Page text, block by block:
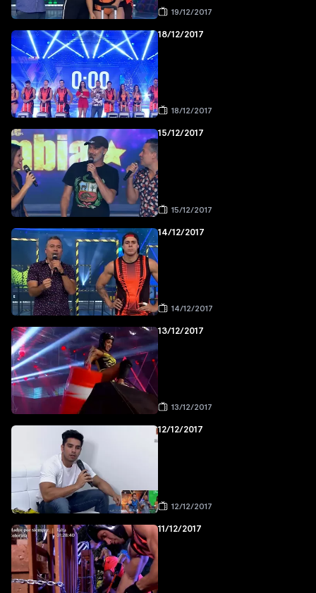
19/12/2017
18/12/2017
18/12/2017
15/12/2017
15/12/2017
14/12/2017
14/12/2017
13/12/2017
13/12/2017
12/12/2017
12/12/2017
11/12/2017